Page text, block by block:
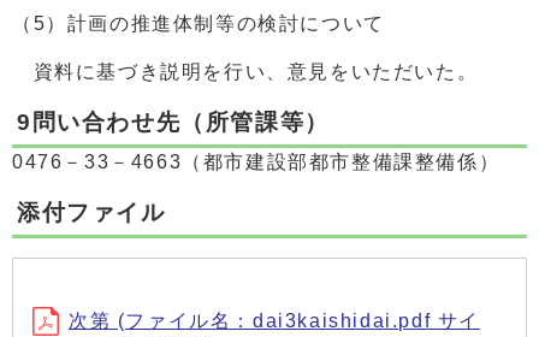
（5）計画の推進体制等の検討について
資料に基づき説明を行い、意見をいただいた。
9問い合わせ先（所管課等）
0476－33－4663（都市建設部都市整備課整備係）
添付ファイル
次第 (ファイル名：dai3kaishidai.pdf サイ